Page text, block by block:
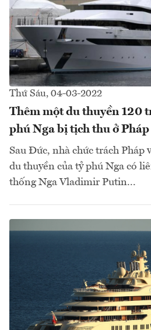
Thứ Sáu, 04-03-2022
Thêm một du thuyền 120
phú Nga bị tịch thu ở Pháp
Sau Đức, nhà chức trách Pháp
du thuyền của tỷ phú Nga có
thống Nga Vladimir Putin...